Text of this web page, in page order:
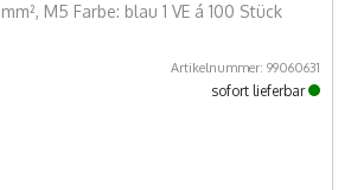
M5 Farbe: blau 1 VE á 100 Stück
Artikelnummer: 99060631
sofort lieferbar